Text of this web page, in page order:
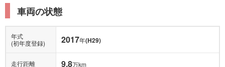
車両の状態
年式
(初年度登録)
2017年(H29)
走行距離 9.8万km